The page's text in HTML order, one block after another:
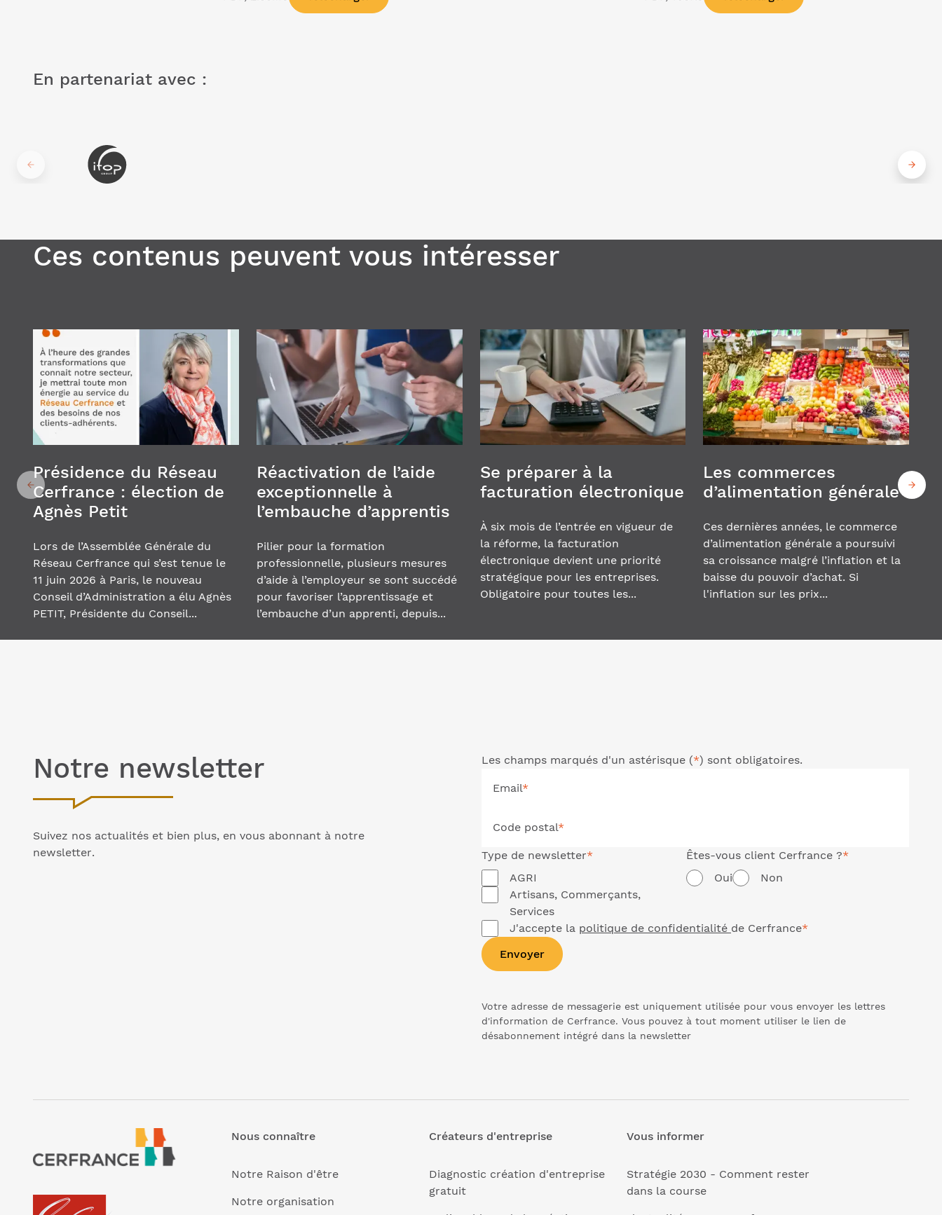
En partenariat avec :
Ces contenus peuvent vous intéresser
Présidence du Réseau
Cerfrance : élection de
Agnès Petit
Lors de l’Assemblée Générale du
Réseau Cerfrance qui s’est tenue le
11 juin 2026 à Paris, le nouveau
Conseil d’Administration a élu Agnès
PETIT, Présidente du Conseil...
Réactivation de l’aide
exceptionnelle à
l’embauche d’apprentis
Pilier pour la formation
professionnelle, plusieurs mesures
d’aide à l’employeur se sont succédé
pour favoriser l’apprentissage et
l’embauche d’un apprenti, depuis...
Se préparer à la
facturation électronique
À six mois de l’entrée en vigueur de
la réforme, la facturation
électronique devient une priorité
stratégique pour les entreprises.
Obligatoire pour toutes les...
Les commerces
d’alimentation générale
Ces dernières années, le commerce
d’alimentation générale a poursuivi
sa croissance malgré l’inflation et la
baisse du pouvoir d’achat. Si
l'inflation sur les prix...
Notre newsletter
Suivez nos actualités et bien plus, en vous abonnant à notre
newsletter.
Les champs marqués d'un astérisque (*) sont obligatoires.
Email*
Code postal*
Type de newsletter*
AGRI
Artisans, Commerçants,
Services
Êtes-vous client Cerfrance ?*
Oui
Non
J'accepte la politique de confidentialité de Cerfrance*
Envoyer
Votre adresse de messagerie est uniquement utilisée pour vous envoyer les lettres
d'information de Cerfrance. Vous pouvez à tout moment utiliser le lien de
désabonnement intégré dans la newsletter
Nous connaître
Notre Raison d'être
Notre organisation
Créateurs d'entreprise
Diagnostic création d'entreprise
gratuit
Vous informer
Stratégie 2030 - Comment rester
dans la course